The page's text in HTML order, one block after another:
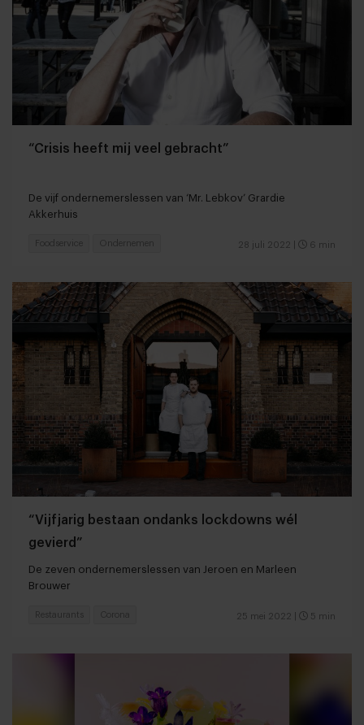
“Crisis heeft mij veel gebracht”
De vijf ondernemerslessen van ‘Mr. Lebkov’ Grardie
Akkerhuis
28 juli 2022 6 min
Foodservice Ondernemen
“Vijfjarig bestaan ondanks lockdowns wél
gevierd”
De zeven ondernemerslessen van Jeroen en Marleen
Brouwer
25 mei 2022 5 min
Restaurants Corona